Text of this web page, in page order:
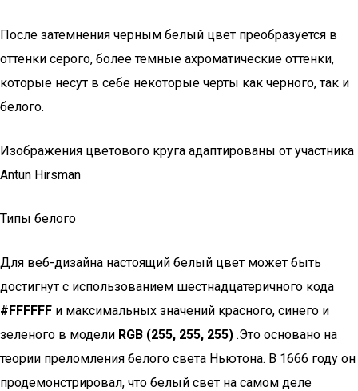
После затемнения черным белый цвет преобразуется в
оттенки серого, более темные ахроматические оттенки,
которые несут в себе некоторые черты как черного, так и
белого.
Изображения цветового круга адаптированы от участника
Antun Hirsman
Типы белого
Для веб-дизайна настоящий белый цвет может быть
достигнут с использованием шестнадцатеричного кода
#FFFFFF и максимальных значений красного, синего и
зеленого в модели RGB (255, 255, 255) .Это основано на
теории преломления белого света Ньютона. В 1666 году он
продемонстрировал, что белый свет на самом деле